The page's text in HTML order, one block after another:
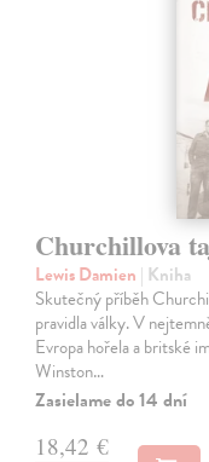
Churchillova
Lewis Damien | Kniha
Skutečný příběh
pravidla války. V
Evropa hořela a britské
Winston…
Zasielame do 14 dní
18,42 €